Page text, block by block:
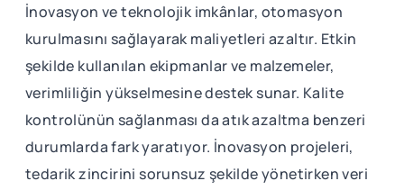
İnovasyon ve teknolojik imkânlar, otomasyon
kurulmasını sağlayarak maliyetleri azaltır. Etkin
şekilde kullanılan ekipmanlar ve malzemeler,
verimliliğin yükselmesine destek sunar. Kalite
kontrolünün sağlanması da atık azaltma benzeri
durumlarda fark yaratıyor. İnovasyon projeleri,
tedarik zincirini sorunsuz şekilde yönetirken veri